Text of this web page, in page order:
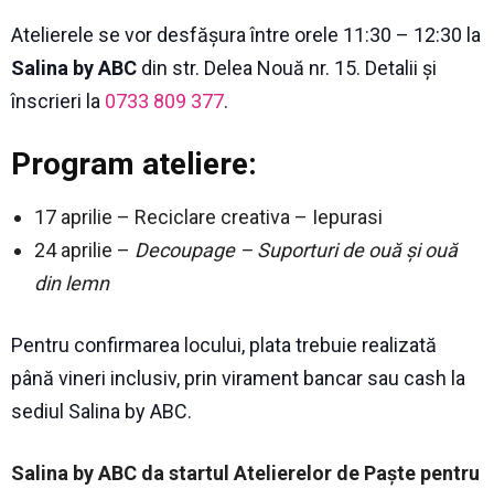
Atelierele se vor desfășura între orele 11:30 – 12:30 la
Salina by ABC din str. Delea Nouă nr. 15. Detalii și
înscrieri la 0733 809 377.
Program ateliere:
17 aprilie – Reciclare creativa – Iepurasi
24 aprilie – Decoupage – Suporturi de ouă și ouă
din lemn
Pentru confirmarea locului, plata trebuie realizată
până vineri inclusiv, prin virament bancar sau cash la
sediul Salina by ABC.
Salina by ABC da startul Atelierelor de Paște pentru